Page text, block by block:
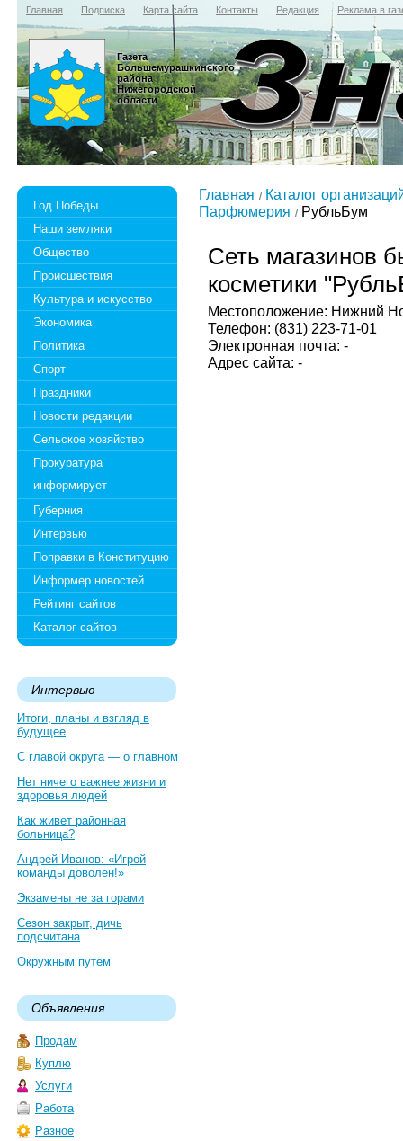
Главная Подписка Карта сайта Контакты Редакция Реклама в
Газета
Большемурашкинского
района
Нижегородской
области
Год Победы
Наши земляки
Общество
Происшествия
Культура и искусство
Экономика
Политика
Спорт
Праздники
Новости редакции
Сельское хозяйство
Прокуратура
информирует
Губерния
Интервью
Поправки в Конституцию
Информер новостей
Рейтинг сайтов
Каталог сайтов
Интервью
Итоги, планы и взгляд в
будущее
С главой округа — о главном
Нет ничего важнее жизни и
здоровья людей
Как живет районная
больница?
Андрей Иванов: «Игрой
команды доволен!»
Экзамены не за горами
Сезон закрыт, дичь
подсчитана
Окружным путём
Объявления
Продам
Куплю
Услуги
Работа
Разное
Главная
Каталог
Парфюмерия
РубльБум
Сеть магазинов
косметики
Местоположение: Нижний
Телефон: (831) 223-71-01
Электронная почта: -
Адрес сайта: -